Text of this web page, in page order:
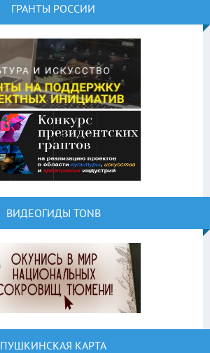
ГРАНТЫ РОССИИ
ВИДЕОГИДЫ TONB
ПУШКИНСКАЯ КАРТА